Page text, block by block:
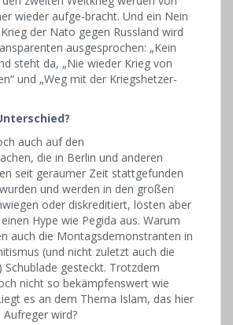
wieder aufge-bracht. Und ein Nein
der Nato gegen Russland wird
ausgesprochen: „Kein
steht da, „Nie wieder Krieg von
und „Weg mit der Kriegshetzer-
auch auf den
die in Berlin und anderen
seit geraumer Zeit stattgefunden
und werden in den großen
oder diskreditiert, lösten aber
Hype wie Pegida aus. Warum
auch die Montagsdemonstranten in
(und nicht zuletzt auch die
Schublade gesteckt. Trotzdem
nicht so bekämpfenswert wie
es an dem Thema Islam, das hier
wird?